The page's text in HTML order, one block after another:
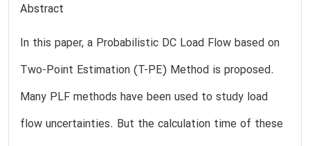
Abstract
In this paper, a Probabilistic DC Load Flow based on
Two-Point Estimation (T-PE) Method is proposed.
Many PLF methods have been used to study load
flow uncertainties. But the calculation time of these